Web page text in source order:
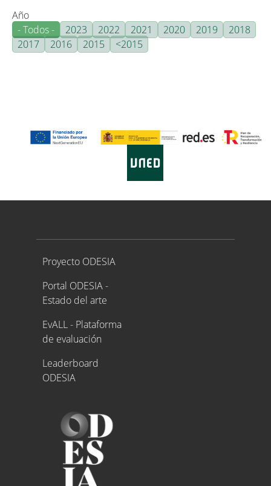
Año
- Todos -
2023 2022 2021 2020 2019
2018
2017
2016 2015 <2015
Proyecto ODESIA
Proyecto ODESIA
Portal ODESIA -
Estado del arte
EvALL - Plataforma
de evaluación
Leaderboard
ODESIA